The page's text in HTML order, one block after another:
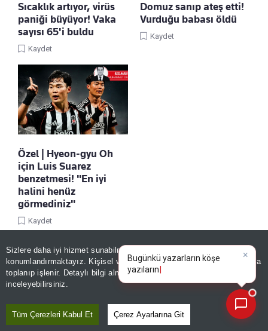
Sizlere daha iyi hizmet sunabilmek adına sitemizde
konumlandırmaktayız. Kişisel verileriniz, KVKK ve GDPR kapsamında
toplanıp işlenir. Detaylı bilgi almak içinAydınlatma Metnimizi
inceleyebilirsiniz.
Tüm Çerezleri Kabul Et Çerez Ayarlarına Git
Sıcaklık artıyor, virüs
paniği büyüyor! Vaka
sayısı 65'i buldu
Kaydet
Domuz sanıp ateş etti!
Vurduğu babası öldü
Kaydet
Özel | Hyeon-gyu Oh
için Luis Suarez
benzetmesi! "En iyi
halini henüz
görmediniz"
Kaydet
×
Bugünkü yazarların köşe
yazılarını özetleyin!